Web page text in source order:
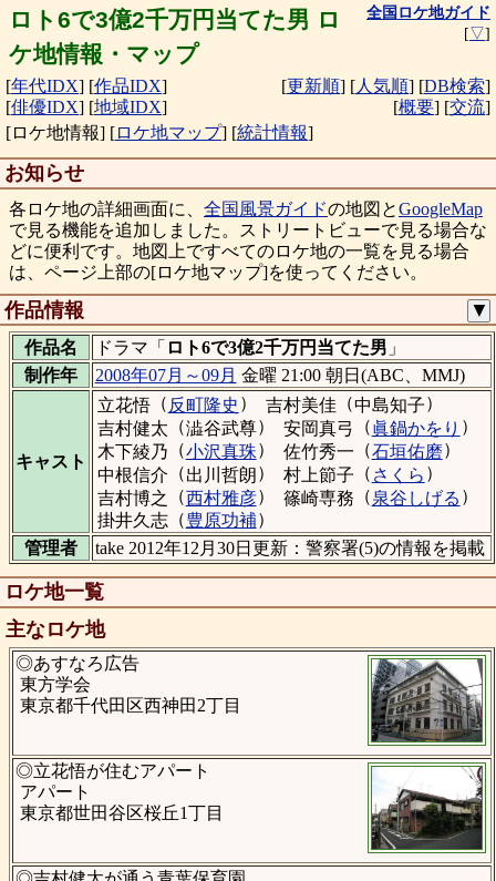
ロト6で3億2千万円当てた男 ロ
ケ地情報・マップ
全国ロケ地ガイド
[▽]
[年代IDX] [作品IDX]
[俳優IDX] [地域IDX]
[更新順] [人気順] [DB検索]
[概要] [交流]
[ロケ地情報] [ロケ地マップ] [統計情報]
お知らせ
各ロケ地の詳細画面に、 全国風景ガイドの地図とGoogleMap
で見る機能を追加しました。ストリートビューで見る場合な
どに便利です。地図上ですべてのロケ地の一覧を見る場合
は、ページ上部の[ロケ地マップ]を使ってください。
作品情報 ▼
作品名 ドラマ「 ロト6で3億2千万円当てた男 」
制作年
2008年07月～09月 金曜 21:00 朝日(ABC、MMJ)
キャスト
立花悟（ 反町隆史 ） 吉村美佳（中島知子）
吉村健太 （澁谷武尊） 安岡真弓 （眞鍋かをり ）
木下綾乃 （小沢真珠） 佐竹秀一 （石垣佑磨）
中根信介 （出川哲朗） 村上節子 （ さくら ）
吉村博之 （西村雅彦） 篠崎専務 （泉谷しげる ）
掛井久志（豊原功補）
管理者
take 2012年12月30日更新：警察署(5)の情報を掲載
ロケ地一覧
主なロケ地
◎あすなろ広告
東方学会
東京都千代田区西神田2丁目
◎立花悟が住むアパート
アパート
東京都世田谷区桜丘1丁目